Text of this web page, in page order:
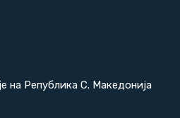
на Република С. Македонија